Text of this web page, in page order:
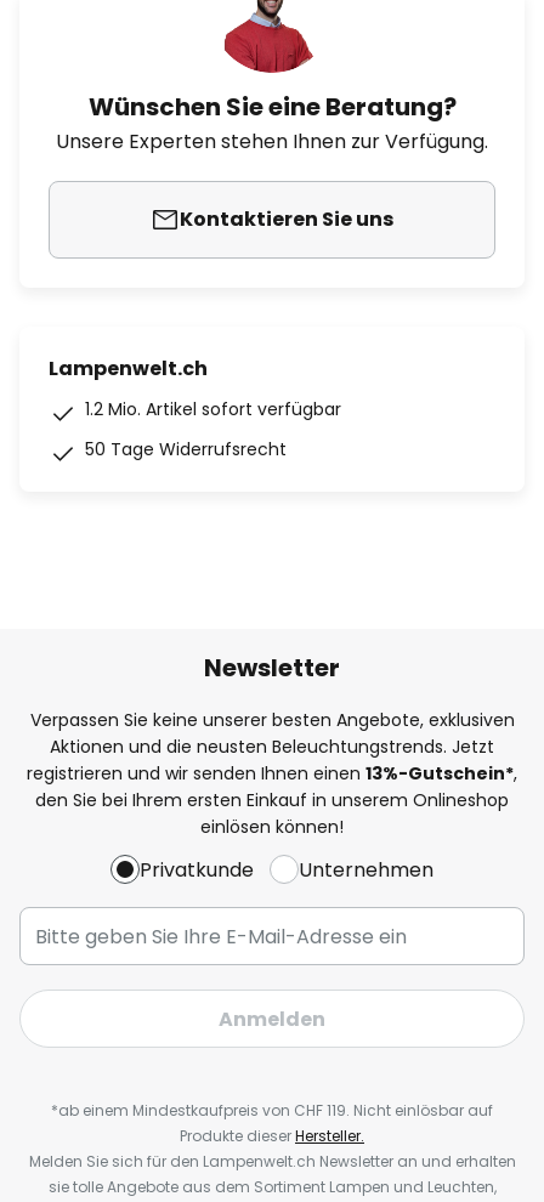
Wünschen Sie eine Beratung?
Unsere Experten stehen Ihnen zur Verfügung.
Kontaktieren Sie uns
Lampenwelt.ch
1.2 Mio. Artikel sofort verfügbar
50 Tage Widerrufsrecht
Newsletter
Verpassen Sie keine unserer besten Angebote, exklusiven
Aktionen und die neusten Beleuchtungstrends. Jetzt
registrieren und wir senden Ihnen einen 13%-Gutschein*,
den Sie bei Ihrem ersten Einkauf in unserem Onlineshop
einlösen können!
Privatkunde Unternehmen
Anmelden
*ab einem Mindestkaufpreis von CHF 119. Nicht einlösbar auf
Produkte dieserHersteller.
Melden Sie sich für den Lampenwelt.ch Newsletter an und erhalten
sie tolle Angebote aus dem Sortiment Lampen und Leuchten,